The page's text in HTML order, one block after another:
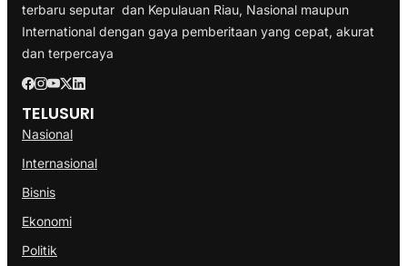
terbaru seputar dan Kepulauan Riau, Nasional maupun
International dengan gaya pemberitaan yang cepat, akurat
dan terpercaya
TELUSURI
Nasional
Internasional
Bisnis
Ekonomi
Politik